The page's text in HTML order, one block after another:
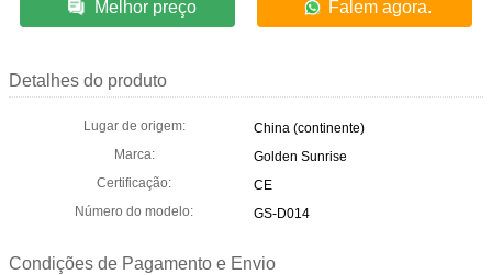
Melhor preço Falem agora.
Detalhes do produto
Lugar de origem:
China (continente)
Marca:
Golden Sunrise
Certificação:
CE
Número do modelo:
GS-D014
Condições de Pagamento e Envio